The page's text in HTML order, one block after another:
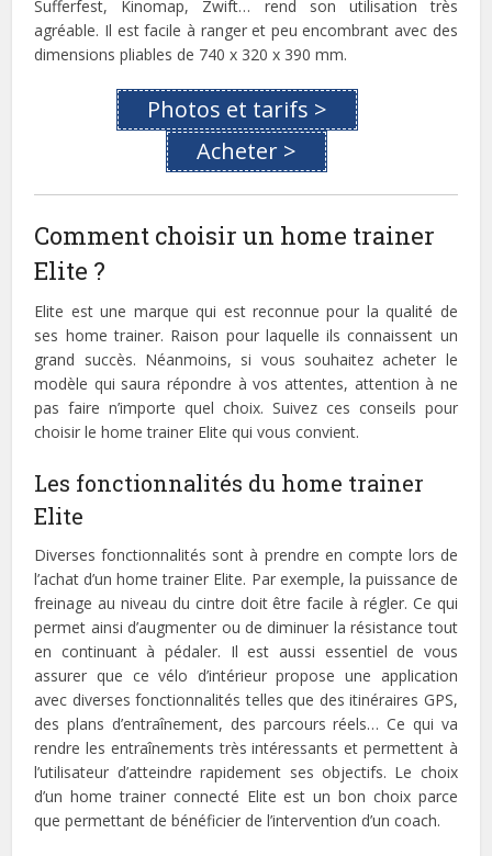
Sufferfest, Kinomap, Zwift… rend son utilisation très
agréable. Il est facile à ranger et peu encombrant avec des
dimensions pliables de 740 x 320 x 390 mm.
Photos et tarifs >
Acheter >
Comment choisir un home trainer
Elite ?
Elite est une marque qui est reconnue pour la qualité de
ses home trainer. Raison pour laquelle ils connaissent un
grand succès. Néanmoins, si vous souhaitez acheter le
modèle qui saura répondre à vos attentes, attention à ne
pas faire n’importe quel choix. Suivez ces conseils pour
choisir le home trainer Elite qui vous convient.
Les fonctionnalités du home trainer
Elite
Diverses fonctionnalités sont à prendre en compte lors de
l’achat d’un home trainer Elite. Par exemple, la puissance de
freinage au niveau du cintre doit être facile à régler. Ce qui
permet ainsi d’augmenter ou de diminuer la résistance tout
en continuant à pédaler. Il est aussi essentiel de vous
assurer que ce vélo d’intérieur propose une application
avec diverses fonctionnalités telles que des itinéraires GPS,
des plans d’entraînement, des parcours réels… Ce qui va
rendre les entraînements très intéressants et permettent à
l’utilisateur d’atteindre rapidement ses objectifs. Le choix
d’un home trainer connecté Elite est un bon choix parce
que permettant de bénéficier de l’intervention d’un coach.